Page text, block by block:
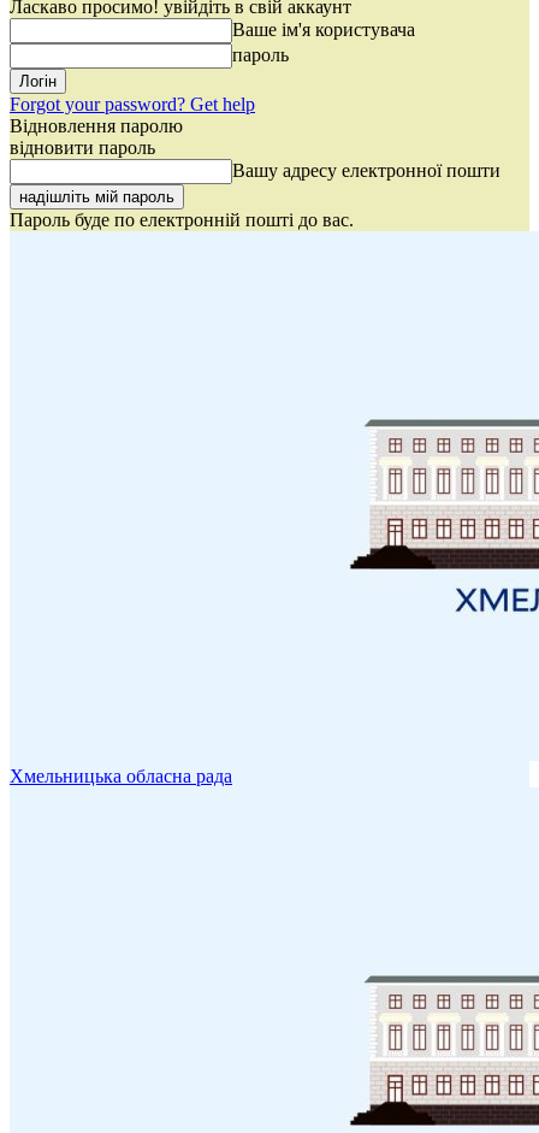
Ласкаво просимо! увійдіть в свій аккаунт
Ваше ім'я користувача
пароль
Forgot your password? Get help
Відновлення паролю
відновити пароль
Вашу адресу електронної пошти
Пароль буде по електронній пошті до вас.
Хмельницька обласна рада